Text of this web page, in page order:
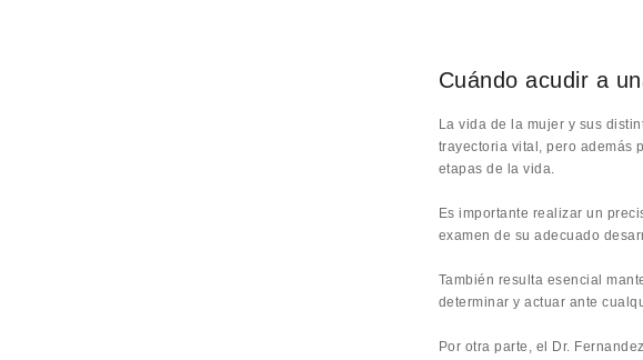
Cuándo acudir a
La vida de la mujer y sus
trayectoria vital, pero además
etapas de la vida.
Es importante realizar un
examen de su adecuado
También resulta esencial
determinar y actuar ante
Por otra parte, el Dr.